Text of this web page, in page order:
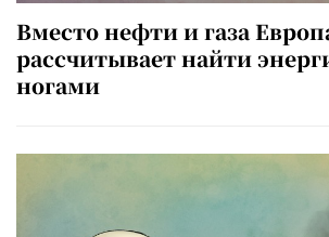
Вместо нефти и газа
рассчитывает найти
ногами